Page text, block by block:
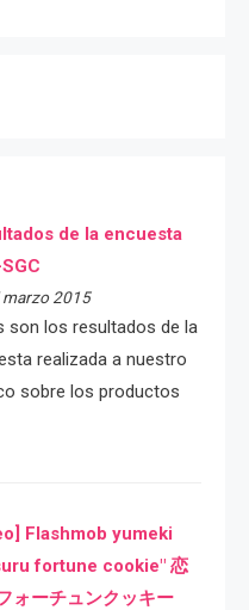
de la encuesta
marzo 2015
son los resultados de la
realizada a nuestro
sobre los productos
Flashmob yumeki
fortune cookie" 恋
ォーチュンクッキー